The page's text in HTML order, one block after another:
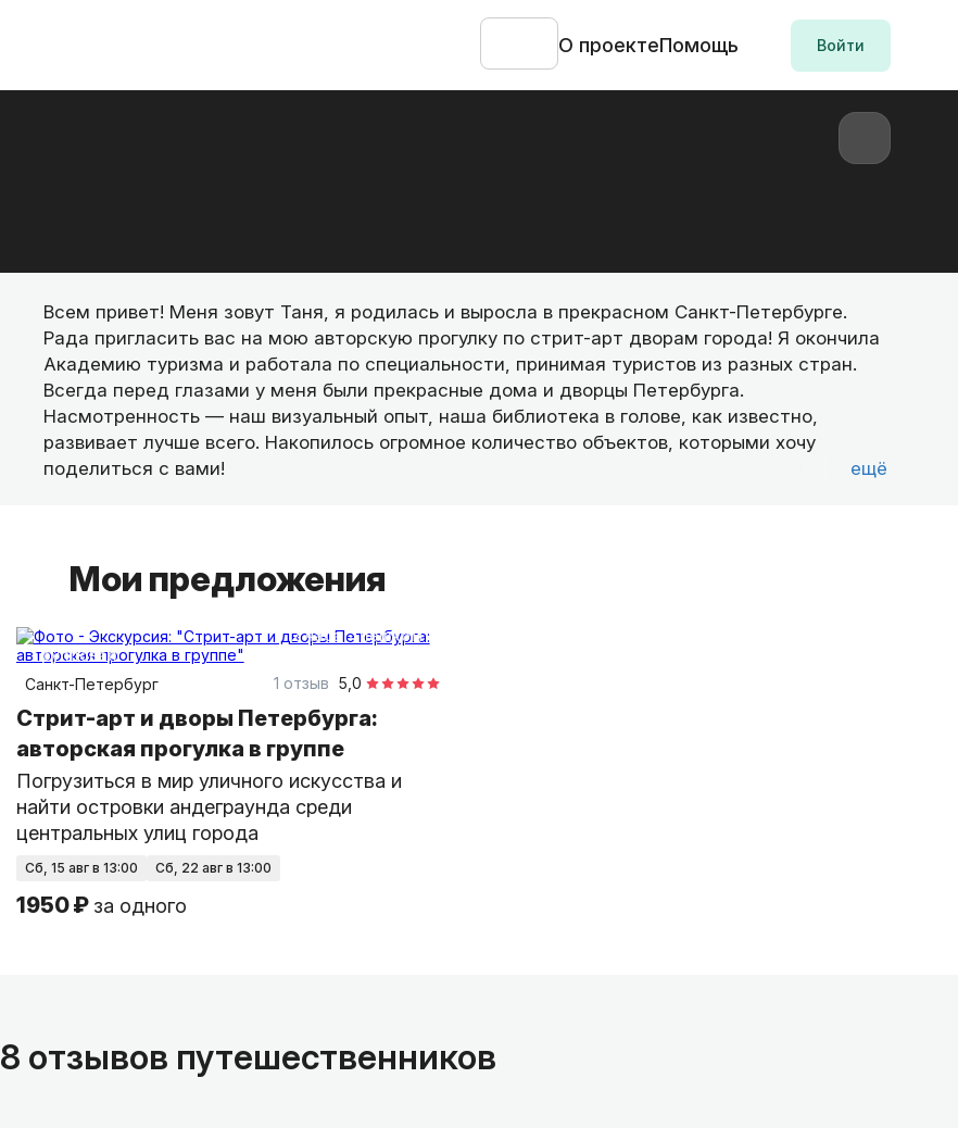
О проектеПомощь Войти
Всем привет! Меня зовут Таня, я родилась и выросла в прекрасном Санкт-Петербурге.
Рада пригласить вас на мою авторскую прогулку по стрит-арт дворам города! Я окончила
Академию туризма и работала по специальности, принимая туристов из разных стран.
Всегда перед глазами у меня были прекрасные дома и дворцы Петербурга.
Насмотренность — наш визуальный опыт, наша библиотека в голове, как известно,
развивает лучше всего. Накопилось огромное количество объектов, которыми хочу
поделиться с вами!
ещё
Мои предложения
2 часа
пешком
групповая
Санкт-Петербург
5,0
1 отзыв
Стрит-арт и дворы Петербурга:
авторская прогулка в группе
Погрузиться в мир уличного искусства и
найти островки андеграунда среди
центральных улиц города
сб, 15 авг в 13:00 сб, 22 авг в 13:00
1950 ₽ за одного
отзывов путешественников